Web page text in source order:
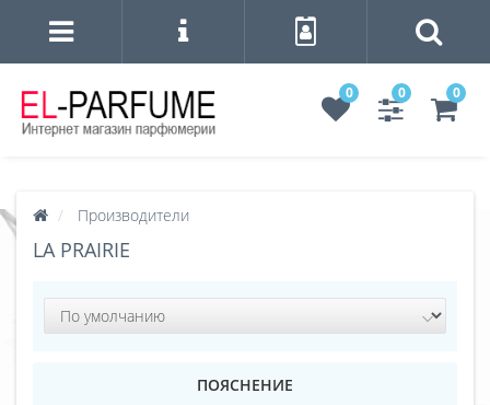
0 0 0
Производители
LA PRAIRIE
ПОЯСНЕНИЕ